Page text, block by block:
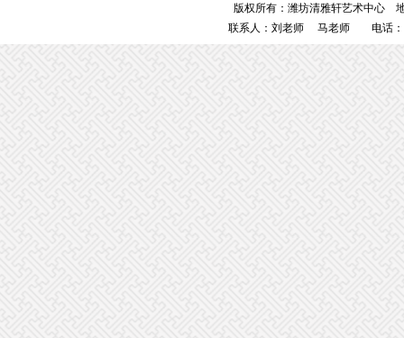
版权所有：潍坊清雅轩艺术中心
联系人：刘老师 马老师 电话